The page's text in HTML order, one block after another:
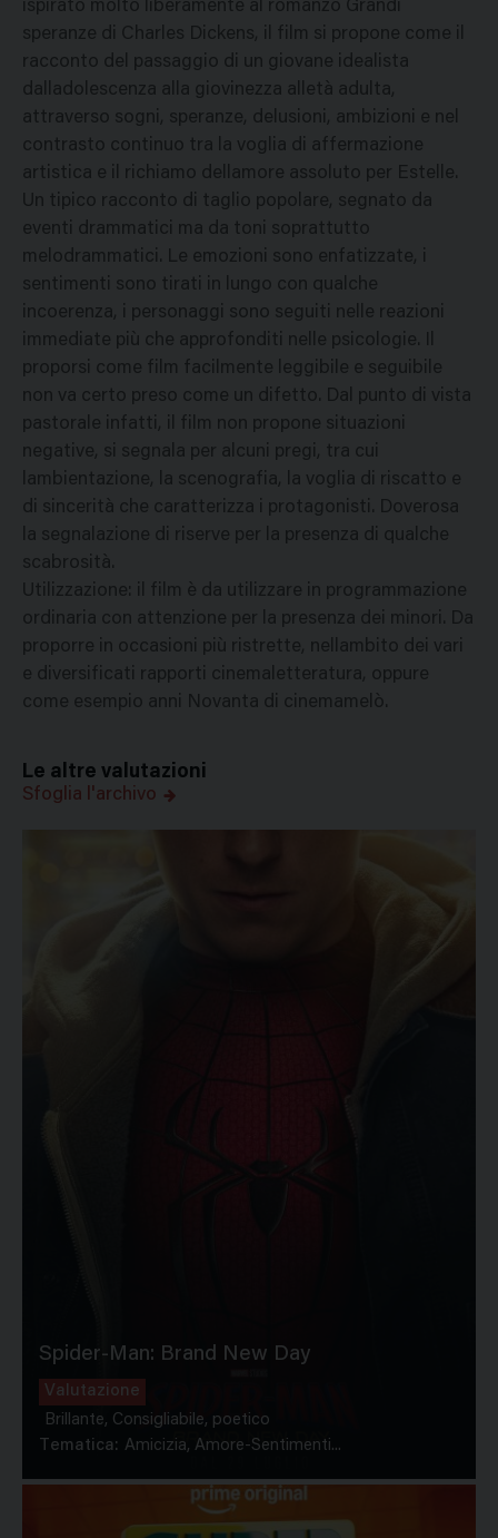
ispirato molto liberamente al romanzo Grandi
speranze di Charles Dickens, il film si propone come il
racconto del passaggio di un giovane idealista
dalladolescenza alla giovinezza alletà adulta,
attraverso sogni, speranze, delusioni, ambizioni e nel
contrasto continuo tra la voglia di affermazione
artistica e il richiamo dellamore assoluto per Estelle.
Un tipico racconto di taglio popolare, segnato da
eventi drammatici ma da toni soprattutto
melodrammatici. Le emozioni sono enfatizzate, i
sentimenti sono tirati in lungo con qualche
incoerenza, i personaggi sono seguiti nelle reazioni
immediate più che approfonditi nelle psicologie. Il
proporsi come film facilmente leggibile e seguibile
non va certo preso come un difetto. Dal punto di vista
pastorale infatti, il film non propone situazioni
negative, si segnala per alcuni pregi, tra cui
lambientazione, la scenografia, la voglia di riscatto e
di sincerità che caratterizza i protagonisti. Doverosa
la segnalazione di riserve per la presenza di qualche
scabrosità.
Utilizzazione: il film è da utilizzare in programmazione
ordinaria con attenzione per la presenza dei minori. Da
proporre in occasioni più ristrette, nellambito dei vari
e diversificati rapporti cinemaletteratura, oppure
come esempio anni Novanta di cinemamelò.
Le altre valutazioni
Sfoglia l'archivo
Spider-Man: Brand New Day
Valutazione
Brillante, Consigliabile, poetico
Tematica: Amicizia, Amore-Sentimenti...